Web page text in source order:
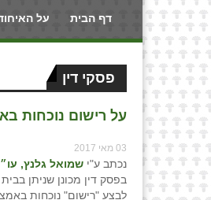
דף הבית על
פסקי דין
על רישום נוכחות
03 מאי 2017
נכתב ע"י שמואל גלנץ,
לבצע "רישום" נוכחות